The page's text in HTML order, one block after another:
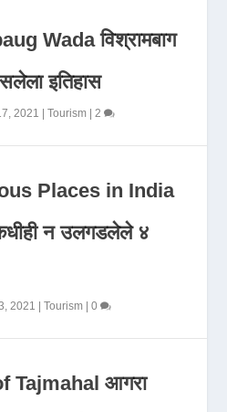
Wada विश्रामबाग
इतिहास
2021 |Tourism | 2
Places in India
न उलगडलेले ४
2021 |Tourism |0
Tajmahal आगरा